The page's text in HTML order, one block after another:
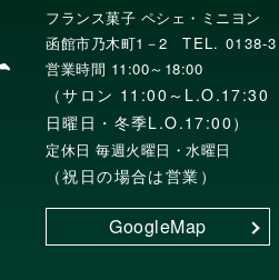
フランス菓子 ペシェ・ミニヨン
函館市乃木町1－2TEL. 0138-
営業時間 11:00～18:00
（サロン 11:00～L.O.17:30
日曜日・冬季L.O.17:00）
定休日 毎週火曜日・水曜日
（祝日の場合は営業）
GoogleMap